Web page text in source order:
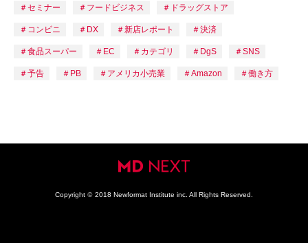
セミナー フードビジネス ドラッグストア
コンビニ DX 新店レポート 決済
食品スーパー EC カテゴリ DgS SNS
予告 PB アメリカ小売業 Amazon 働き方
Copyright © 2018 Newformat Institute inc. All Rights Reserved.